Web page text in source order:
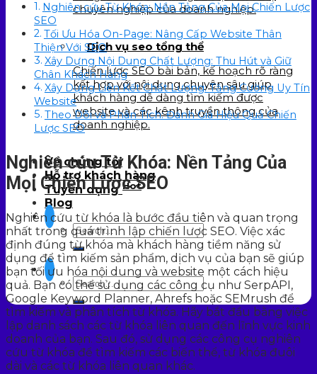
chuyên nghiệp của doanh nghiệp.
Dịch vụ seo tổng thể
Chiến lược SEO bài bản, kế hoạch rõ ràng
kết hợp với nội dung chuyên sâu giúp
khách hàng dễ dàng tìm kiếm được
website và các kênh truyền thông của
doanh nghiệp.
Về chúng tôi
Hỗ trợ khách hàng
Tuyển dụngHot
Blog
Nghiên cứu Từ Khóa: Nền Tảng Của Mọi Chiến Lược
SEO
Tối Ưu Hóa On-Page: Nâng Cấp Website Thân
Thiện Với SEO
Xây Dựng Nội Dung Chất Lượng: Thu Hút và Giữ
Chân Khách Hàng
Xây Dựng Liên Kết Chất Lượng: Tăng Cường Uy Tín
Website
Theo Dõi và Phân Tích: Đánh Giá Hiệu Quả Chiến
Lược SEO
Nghiên cứu Từ Khóa: Nền Tảng Của
Mọi Chiến Lược SEO
Nghiên cứu từ khóa là bước đầu tiên và quan trọng
nhất trong quá trình lập chiến lược SEO. Việc xác
định đúng từ khóa mà khách hàng tiềm năng sử
dụng để tìm kiếm sản phẩm, dịch vụ của bạn sẽ giúp
bạn tối ưu hóa nội dung và website một cách hiệu
quả. Bạn có thể sử dụng các công cụ như SerpAPI,
Google Keyword Planner, Ahrefs hoặc SEMrush để
tìm kiếm và phân tích từ khóa. Hãy bắt đầu bằng việc
lập danh sách các từ khóa liên quan đến lĩnh vực kinh
doanh của bạn. Sau đó, sử dụng các công cụ nghiên
cứu từ khóa để tìm kiếm các biến thể, từ khóa đuôi
dài và các từ khóa liên quan khác.